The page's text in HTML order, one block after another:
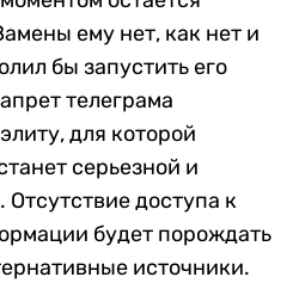
ему нет, как нет и
бы запустить его
телеграма
для которой
серьезной и
доступа к
будет порождать
источники.